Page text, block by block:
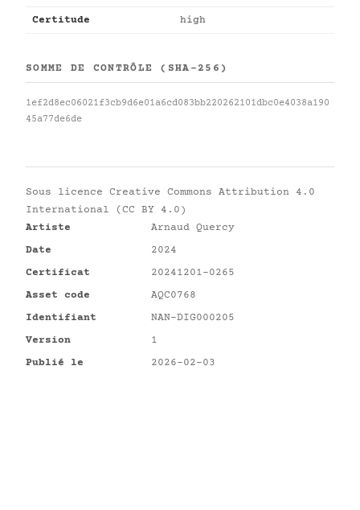
Certitude high
SOMME DE CONTRÔLE (SHA-256)
1ef2d8ec06021f3cb9d6e01a6cd083bb220262101dbc0e4038a190
45a77de6de
Sous licence Creative Commons Attribution 4.0
International (CC BY 4.0)
Artiste
Arnaud Quercy
Date
2024
Certificat
20241201-0265
Asset code
AQC0768
Identifiant
NAN-DIG000205
Version
1
Publié le
2026-02-03